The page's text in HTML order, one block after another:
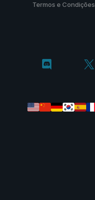
Termos e Condições